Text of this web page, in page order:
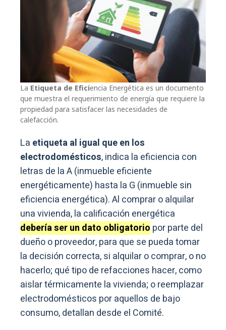
La Etiqueta de Eficiencia Energética es un documento
que muestra el requerimiento de energía que requiere la
propiedad para satisfacer las necesidades de
calefacción.
La etiqueta al igual que en los
electrodomésticos, indica la eficiencia con
letras de la A (inmueble eficiente
energéticamente) hasta la G (inmueble sin
eficiencia energética). Al comprar o alquilar
una vivienda, la calificación energética
debería ser un dato obligatorio por parte del
dueño o proveedor, para que se pueda tomar
la decisión correcta, si alquilar o comprar, o no
hacerlo; qué tipo de refacciones hacer, como
aislar térmicamente la vivienda; o reemplazar
electrodomésticos por aquellos de bajo
consumo, detallan desde el Comité.